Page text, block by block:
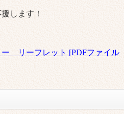
します！
ー リーフレット [PDFファイル